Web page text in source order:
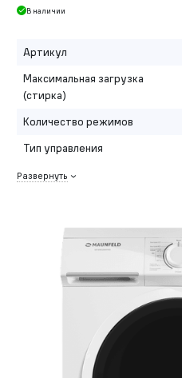
В наличии
Артикул
Максимальная загрузка
(стирка)
Количество режимов
Тип управления
Развернуть